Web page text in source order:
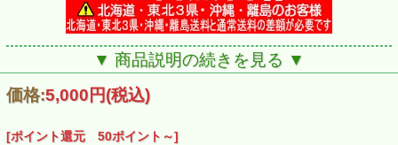
▼ 商品説明の続きを見る ▼
価格:5,000円(税込)
[ポイント還元 50ポイント～]